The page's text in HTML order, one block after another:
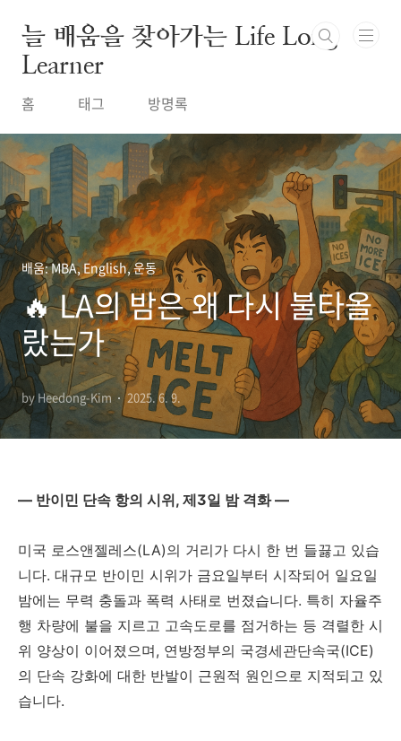
늘 배움을 찾아가는 Life Long
Learner
홈 태그 방명록
배움: MBA, English, 운동
🔥 LA의 밤은 왜 다시 불타올
랐는가
by Heedong-Kim 2025. 6. 9.
— 반이민 단속 항의 시위, 제3일 밤 격화 —
미국 로스앤젤레스(LA)의 거리가 다시 한 번 들끓고 있습
니다. 대규모 반이민 시위가 금요일부터 시작되어 일요일
밤에는 무력 충돌과 폭력 사태로 번졌습니다. 특히 자율주
행 차량에 불을 지르고 고속도로를 점거하는 등 격렬한 시
위 양상이 이어졌으며, 연방정부의 국경세관단속국(ICE)
의 단속 강화에 대한 반발이 근원적 원인으로 지적되고 있
습니다.